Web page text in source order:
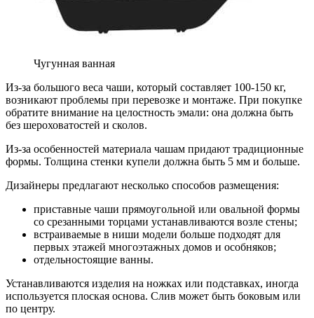
Чугунная ванная
Из-за большого веса чаши, который составляет 100-150 кг,
возникают проблемы при перевозке и монтаже. При покупке
обратите внимание на целостность эмали: она должна быть
без шероховатостей и сколов.
Из-за особенностей материала чашам придают традиционные
формы. Толщина стенки купели должна быть 5 мм и больше.
Дизайнеры предлагают несколько способов размещения:
приставные чаши прямоугольной или овальной формы
со срезанными торцами устанавливаются возле стены;
встраиваемые в ниши модели больше подходят для
первых этажей многоэтажных домов и особняков;
отдельностоящие ванны.
Устанавливаются изделия на ножках или подставках, иногда
используется плоская основа. Слив может быть боковым или
по центру.